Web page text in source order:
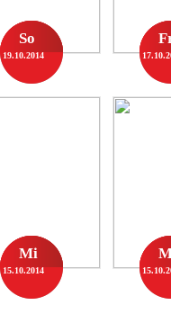
So
19.10.2014
Mi
15.10.2014